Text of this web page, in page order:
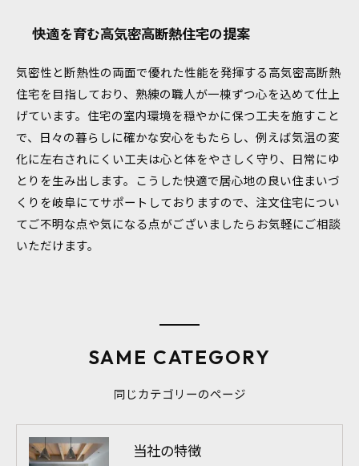
快適を育む高気密高断熱住宅の提案
気密性と断熱性の両面で優れた性能を発揮する高気密高断熱
住宅を目指しており、熟練の職人が一棟ずつ心を込めて仕上
げています。住宅の室内環境を穏やかに保つ工夫を施すこと
で、日々の暮らしに確かな安心をもたらし、例えば気温の変
化に左右されにくい工夫は心と体をやさしく守り、日常にゆ
とりを生み出します。こうした快適で居心地の良い住まいづ
くりを岐阜にてサポートしておりますので、注文住宅につい
てご不明な点や気になる点がございましたらお気軽にご相談
いただけます。
同じカテゴリーのページ
SAME CATEGORY
当社の特徴